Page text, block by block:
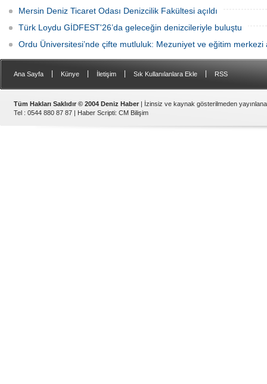
Mersin Deniz Ticaret Odası Denizcilik Fakültesi açıldı
Türk Loydu GİDFEST'26’da geleceğin denizcileriyle buluştu
Ordu Üniversitesi’nde çifte mutluluk: Mezuniyet ve eğitim merkezi
Ana Sayfa Künye İletişim Sık Kullanılanlara Ekle RSS
Tüm Hakları Saklıdır © 2004 Deniz Haber | İzinsiz ve kaynak gösterilmeden
Tel : 0544 880 87 87 | Haber Scripti: CM Bilişim